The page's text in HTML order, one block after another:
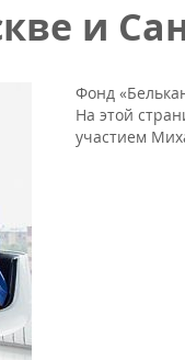
и
Фонд
На этой
участием